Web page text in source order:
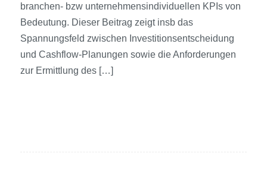
branchen- bzw unternehmensindividuellen KPIs von
Bedeutung. Dieser Beitrag zeigt insb das
Spannungsfeld zwischen Investitions­entscheidung
und Cashflow-Planungen sowie die Anforderungen
zur Ermittlung des […]